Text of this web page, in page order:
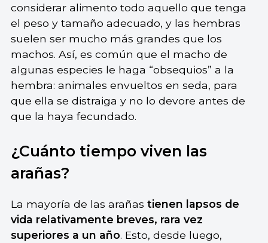
considerar alimento todo aquello que tenga
el peso y tamaño adecuado, y las hembras
suelen ser mucho más grandes que los
machos. Así, es común que el macho de
algunas especies le haga “obsequios” a la
hembra: animales envueltos en seda, para
que ella se distraiga y no lo devore antes de
que la haya fecundado.
¿Cuánto tiempo viven las
arañas?
La mayoría de las arañas tienen lapsos de
vida relativamente breves, rara vez
superiores a un año. Esto, desde luego,